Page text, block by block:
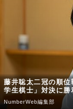
藤井聡太二冠の順
学生棋士」対決に
NumberWeb編集部